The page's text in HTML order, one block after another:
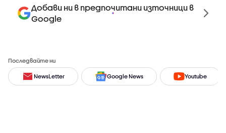
Добави ни в предпочитани източници в
Google
Последвайте ни
NewsLetter Google News Youtube